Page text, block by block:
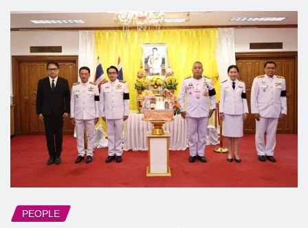
PEOPLE